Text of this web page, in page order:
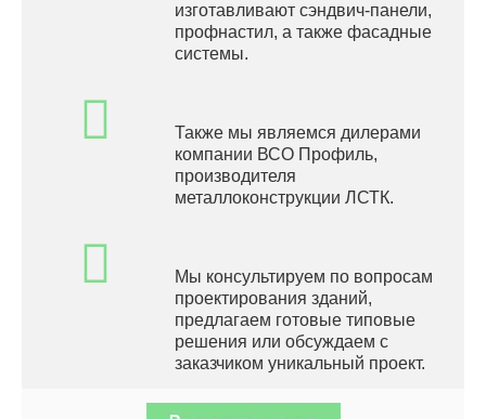
изготавливают сэндвич-панели,
профнастил, а также фасадные
системы.
Также мы являемся дилерами
компании ВСО Профиль,
производителя
металлоконструкции ЛСТК.
Мы консультируем по вопросам
проектирования зданий,
предлагаем готовые типовые
решения или обсуждаем с
заказчиком уникальный проект.